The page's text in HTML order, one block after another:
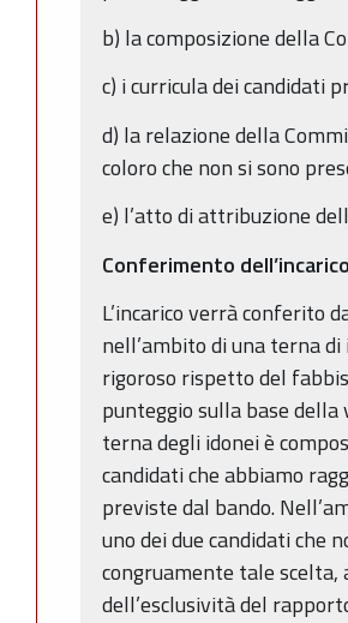
b) la composizione della
c) i curricula dei candidati
d) la relazione della
coloro che non si sono
e) l’atto di attribuzione
Conferimento dell’incarico
L’incarico verrà conferito
nell’ambito di una terna
rigoroso rispetto del
punteggio sulla base della
terna degli idonei è
candidati che abbiamo
previste dal bando.
uno dei due candidati che
congruamente tale
dell’esclusività del